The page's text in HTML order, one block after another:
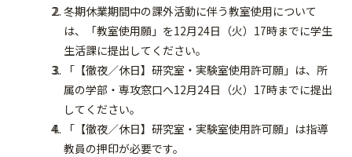
冬期休業期間中の課外活動に伴う教室使用について
は、「教室使用願」を12月24日（火）17時までに学生
生活課に提出してください。
「【徹夜／休日】研究室・実験室使用許可願」は、所
属の学部・専攻窓口へ12月24日（火）17時までに提出
してください。
「【徹夜／休日】研究室・実験室使用許可願」は指導
教員の押印が必要です。